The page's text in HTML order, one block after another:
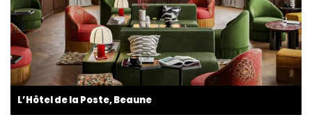
L’Hôtel de la Poste, Beaune